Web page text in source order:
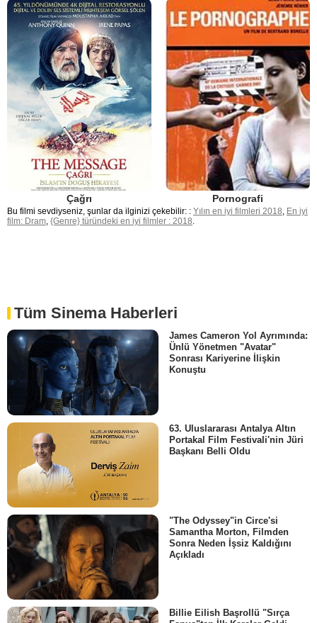
Çağrı Pornografi
Bu filmi sevdiyseniz, şunlar da ilginizi çekebilir: : Yılın en iyi filmleri 2018, En iyi
film: Dram, {Genre} türündeki en iyi filmler : 2018.
Tüm Sinema Haberleri
James Cameron Yol Ayrımında:
Ünlü Yönetmen "Avatar"
Sonrası Kariyerine İlişkin
Konuştu
63. Uluslararası Antalya Altın
Portakal Film Festivali'nin Jüri
Başkanı Belli Oldu
"The Odyssey"in Circe'si
Samantha Morton, Filmden
Sonra Neden İşsiz Kaldığını
Açıkladı
Billie Eilish Başrollü "Sırça